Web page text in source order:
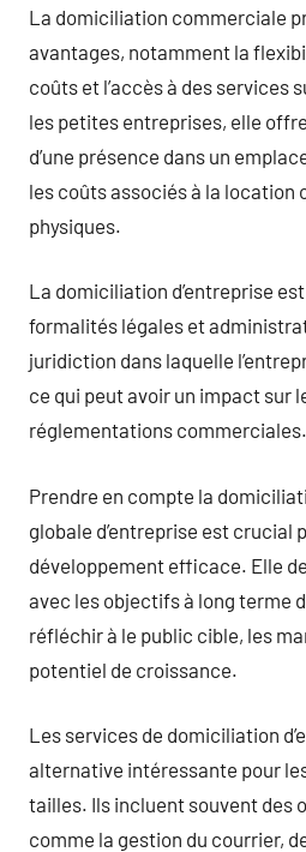
La domiciliation commerciale
avantages, notamment la
coûts et l’accès à des services
les petites entreprises, elle
d’une présence dans un
les coûts associés à la location
physiques.
La domiciliation d’entreprise
formalités légales et
juridiction dans laquelle
ce qui peut avoir un impact sur
réglementations commerciales.
Prendre en compte la
globale d’entreprise est crucial
développement efficace. Elle
avec les objectifs à long terme
réfléchir à le public cible, les
potentiel de croissance.
Les services de domiciliation
alternative intéressante pour
tailles. Ils incluent souvent des
comme la gestion du courrier,